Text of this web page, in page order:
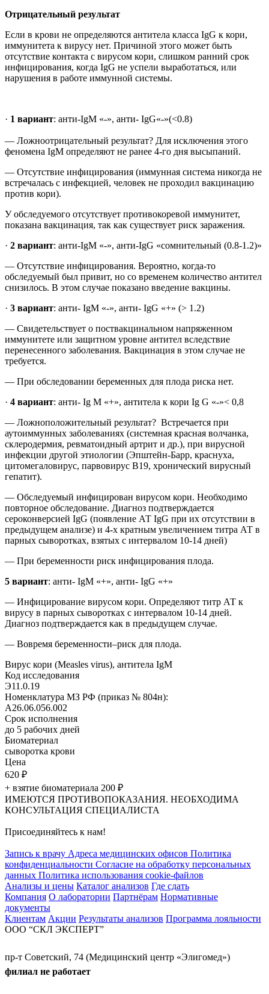
Отрицательный результат
Если в крови не определяются антитела класса IgG к кори,
иммунитета к вирусу нет. Причиной этого может быть
отсутствие контакта с вирусом кори, слишком ранний срок
инфицирования, когда IgG не успели выработаться, или
нарушения в работе иммунной системы.
· 1 вариант: анти-IgM «-», анти- IgG«-»(<0.8)
— Ложноотрицательный результат? Для исключения этого
феномена IgM определяют не ранее 4-го дня высыпаний.
— Отсутствие инфицирования (иммунная система никогда не
встречалась с инфекцией, человек не проходил вакцинацию
против кори).
У обследуемого отсутствует противокоревой иммунитет,
показана вакцинация, так как существует риск заражения.
· 2 вариант: анти-IgM «-», анти-IgG «сомнительный (0.8-1.2)»
— Отсутствие инфицирования. Вероятно, когда-то
обследуемый был привит, но со временем количество антител
снизилось. В этом случае показано введение вакцины.
· 3 вариант: анти- IgM «-», анти- IgG «+» (> 1.2)
— Свидетельствует о поствакцинальном напряженном
иммунитете или защитном уровне антител вследствие
перенесенного заболевания. Вакцинация в этом случае не
требуется.
— При обследовании беременных для плода риска нет.
· 4 вариант: анти- Ig M «+», антитела к кори Ig G «-»< 0,8
— Ложноположительный результат? Встречается при
аутоиммунных заболеваниях (системная красная волчанка,
склеродермия, ревматоидный артрит и др.), при вирусной
инфекции другой этиологии (Эпштейн-Барр, краснуха,
цитомегаловирус, парвовирус В19, хронический вирусный
гепатит).
— Обследуемый инфицирован вирусом кори. Необходимо
повторное обследование. Диагноз подтверждается
сероконверсией IgG (появление АТ IgG при их отсутствии в
предыдущем анализе) и 4-х кратным увеличением титра АТ в
парных сыворотках, взятых с интервалом 10-14 дней)
— При беременности риск инфицирования плода.
5 вариант: анти- IgM «+», анти- IgG «+»
— Инфицирование вирусом кори. Определяют титр АТ к
вирусу в парных сыворотках с интервалом 10-14 дней.
Диагноз подтверждается как в предыдущем случае.
— Вовремя беременности–риск для плода.
Вирус кори (Measles virus), антитела IgM
Код исследования
Э11.0.19
Номенклатура МЗ РФ (приказ № 804н):
A26.06.056.002
Срок исполнения
до 5 рабочих дней
Биоматериал
сыворотка крови
Цена
620 ₽
+ взятие биоматериала 200 ₽
ИМЕЮТСЯ ПРОТИВОПОКАЗАНИЯ. НЕОБХОДИМА
КОНСУЛЬТАЦИЯ СПЕЦИАЛИСТА
Присоединяйтесь к нам!
Запись к врачу Адреса медицинских офисов Политика
конфиденциальности Согласие на обработку персональных
данных Политика использования cookie-файлов
Анализы и цены Каталог анализов Где сдать
Компания О лаборатории Партнёрам Нормативные
документы
Клиентам Акции Результаты анализов Программа лояльности
ООО “СКЛ ЭКСПЕРТ”
пр-т Советский, 74 (Медицинский центр «Элигомед»)
филиал не работает